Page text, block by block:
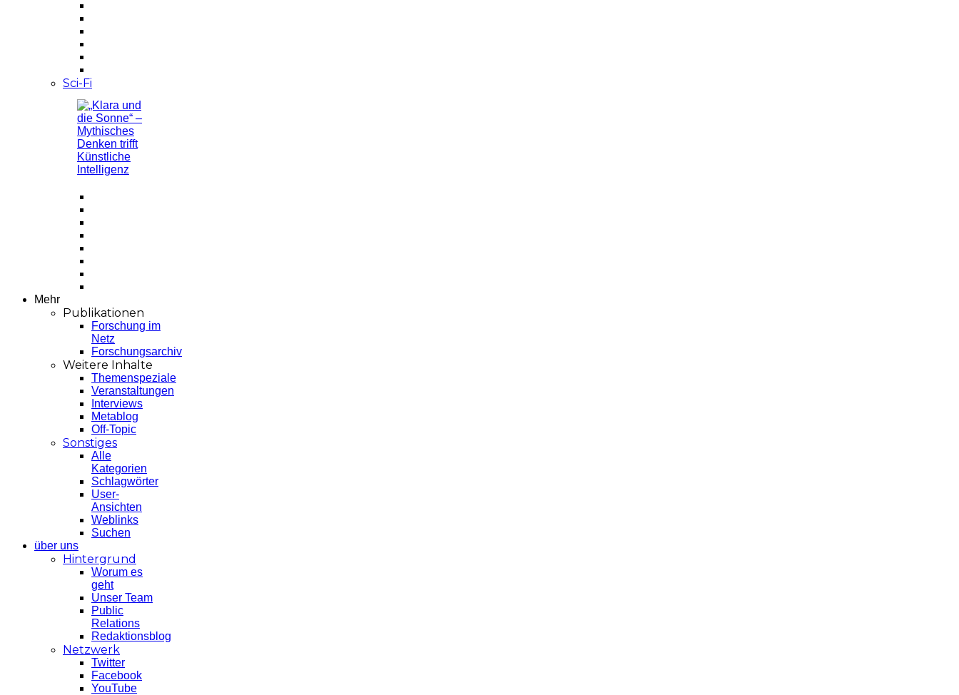
Sci-Fi
Mehr
Publikationen
Forschung im
Netz
Forschungsarchiv
Weitere Inhalte
Themenspeziale
Veranstaltungen
Interviews
Metablog
Off-Topic
Sonstiges
Alle
Kategorien
Schlagwörter
User-
Ansichten
Weblinks
Suchen
über uns
Hintergrund
Worum es
geht
Unser Team
Public
Relations
Redaktionsblog
Netzwerk
Twitter
Facebook
YouTube